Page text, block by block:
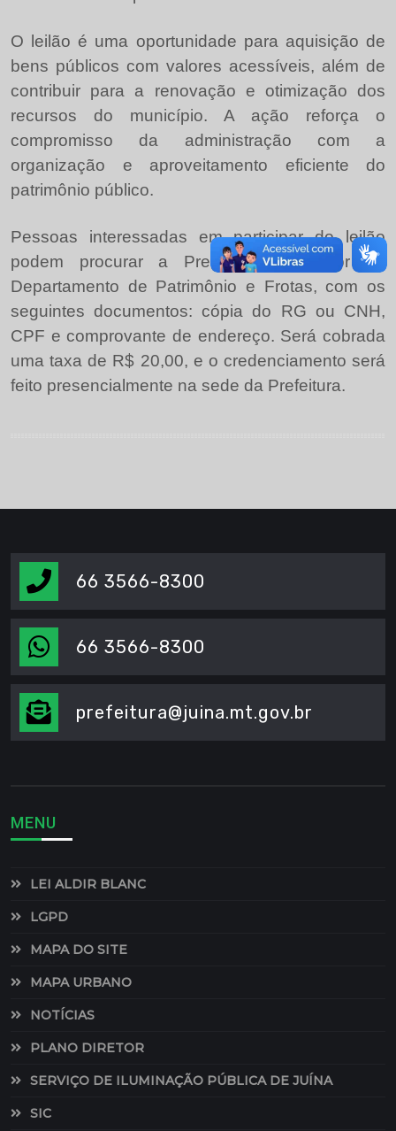
O leilão é uma oportunidade para aquisição de
bens públicos com valores acessíveis, além de
contribuir para a renovação e otimização dos
recursos do município. A ação reforça o
compromisso da administração com a
organização e aproveitamento eficiente do
patrimônio público.
Pessoas interessadas em participar do leilão
podem procurar a Prefeitura, no setor de
Departamento de Patrimônio e Frotas, com os
seguintes documentos: cópia do RG ou CNH,
CPF e comprovante de endereço. Será cobrada
uma taxa de R$ 20,00, e o credenciamento será
feito presencialmente na sede da Prefeitura.
66 3566-8300
66 3566-8300
prefeitura@juina.mt.gov.br
MENU
LEI ALDIR BLANC
LGPD
MAPA DO SITE
MAPA URBANO
NOTÍCIAS
PLANO DIRETOR
SERVIÇO DE ILUMINAÇÃO PÚBLICA DE JUÍNA
SIC